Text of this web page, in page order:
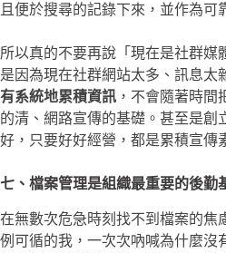
且便於搜尋的記錄下來，並作為可
所以真的不要再說「現在是社群媒
是因為現在社群網站太多、訊息太
有系統地累積資訊 ，不會隨著時
的清、網路宣傳的基礎。甚至是創
好，只要好好經營，都是累積宣傳
七、檔案管理是組織最重要的後勤
在無數次危急時刻找不到檔案的焦
例可循的我，一次次吶喊為什麼沒